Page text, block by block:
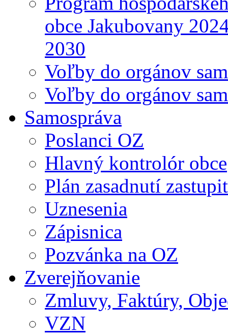
obce Jakubovany
2030
Voľby do orgánov
Voľby do orgánov
Samospráva
Poslanci OZ
Hlavný kontrolór obce
Plán zasadnutí
Uznesenia
Zápisnica
Pozvánka na OZ
Zverejňovanie
Zmluvy, Faktúry,
VZN